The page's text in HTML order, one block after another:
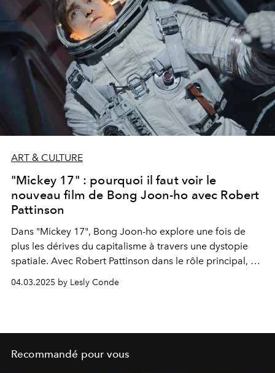
ART & CULTURE
"Mickey 17" : pourquoi il faut voir le
nouveau film de Bong Joon-ho avec Robert
Pattinson
Dans "Mickey 17", Bong Joon-ho explore une fois de
plus les dérives du capitalisme à travers une dystopie
spatiale. Avec Robert Pattinson dans le rôle principal, ce
dans un système qui le broie, tout en jouant habilement
notre époque.
04.03.2025 by Lesly Conde
Recommandé pour vous